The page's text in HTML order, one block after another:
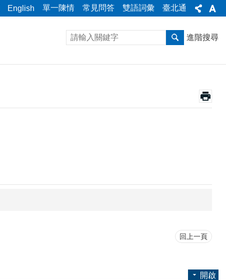
English 單一陳情 常見問答 雙語詞彙 臺北通
進階搜尋
回上一頁
開啟